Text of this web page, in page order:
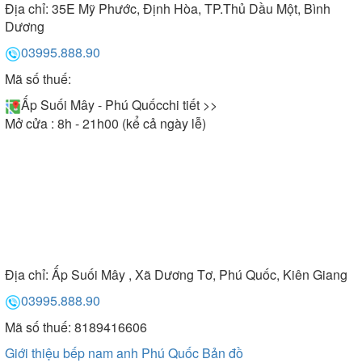
Địa chỉ: 35E Mỹ Phước, Định Hòa, TP.Thủ Dầu Một, Bình
Dương
03995.888.90
Mã số thuế:
Ấp Suối Mây - Phú Quốcchi tiết >>
Mở cửa : 8h - 21h00 (kể cả ngày lễ)
Địa chỉ: Ấp Suối Mây , Xã Dương Tơ, Phú Quốc, Kiên Giang
03995.888.90
Mã số thuế: 8189416606
Giới thiệu bếp nam anh Phú Quốc Bản đồ